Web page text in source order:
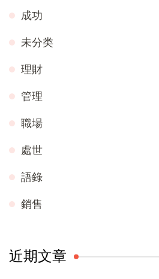
成功
未分类
理財
管理
職場
處世
語錄
銷售
近期文章